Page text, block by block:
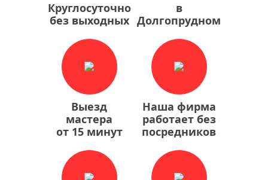
Круглосуточно
без выходных
в
Долгопрудном
Выезд
мастера
от 15 минут
Наша фирма
работает без
посредников